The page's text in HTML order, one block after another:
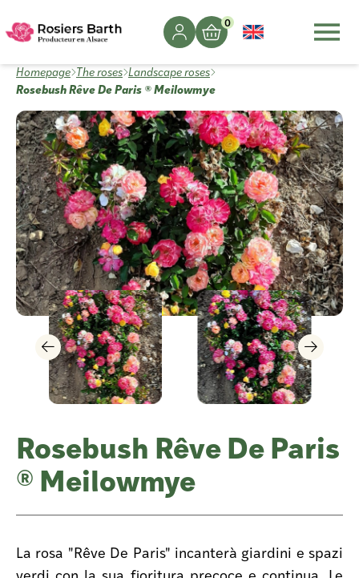
0
Homepage The roses Landscape roses
Rosebush Rêve De Paris ® Meilowmye
Rosebush Rêve De Paris
® Meilowmye
La rosa "Rêve De Paris" incanterà giardini e spazi
verdi con la sua fioritura precoce e continua. Le